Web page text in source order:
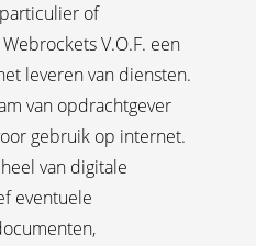
of
V.O.F. een
leveren van diensten.
van opdrachtgever
gebruik op internet.
van digitale
eventuele